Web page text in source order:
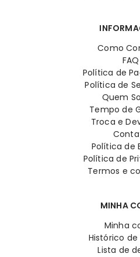
Como
FAQ
Política de
Política de
Quem
Tempo de
Troca e
Política de
Política de
Termos e
MINHA
Minha
Histórico de
Lista de